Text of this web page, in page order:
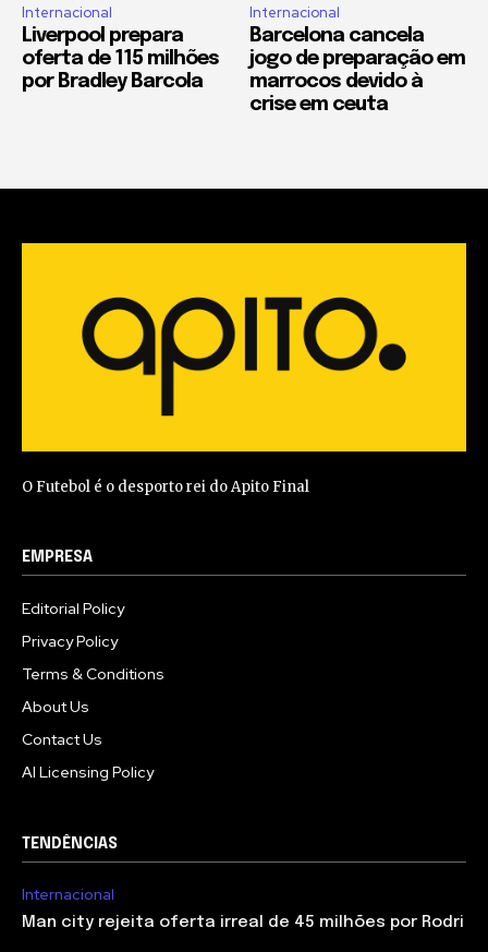
Internacional
Liverpool prepara
oferta de 115 milhões
por Bradley Barcola
Internacional
Barcelona cancela
jogo de preparação em
marrocos devido à
crise em ceuta
O Futebol é o desporto rei do Apito Final
EMPRESA
Editorial Policy
Privacy Policy
Terms & Conditions
About Us
Contact Us
AI Licensing Policy
TENDÊNCIAS
Internacional
Man city rejeita oferta irreal de 45 milhões por Rodri